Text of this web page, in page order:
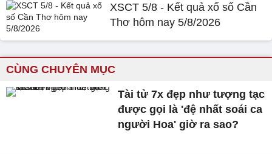
XSCT 5/8 - Kết quả xổ số Cần
Thơ hôm nay 5/8/2026
CÙNG CHUYÊN MỤC
Tài tử 7x đẹp như tượng tạc
được gọi là 'đệ nhất soái ca
người Hoa' giờ ra sao?